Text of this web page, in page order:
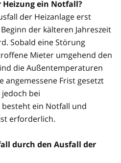
ein Notfall?
der Heizanlage erst
der kälteren Jahreszeit
Sobald eine Störung
Mieter umgehend den
die Außentemperaturen
angemessene Frist gesetzt
bei
ein Notfall und
erforderlich.
durch den Ausfall der